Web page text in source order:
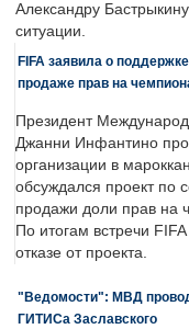
Александру
ситуации.
FIFA заявила о
продаже прав на
Президент
Джанни Инфантино
организации в
обсуждался проект по
продажи доли прав на
По итогам встречи
отказе от проекта.
"Ведомости": МВД
ГИТИСа Заславского